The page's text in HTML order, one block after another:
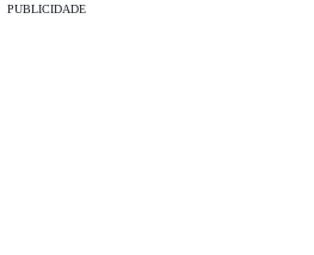
PUBLICIDADE